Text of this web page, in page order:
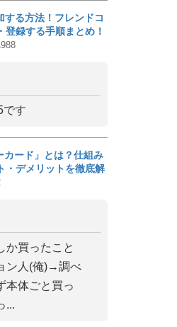
する方法！フレンドコ
登録する手順まとめ！
です
カード」とは？仕組み
・デメリットを徹底解
め
か買ったこと
ン人(俺)→調べ
本体ごと買っ
...